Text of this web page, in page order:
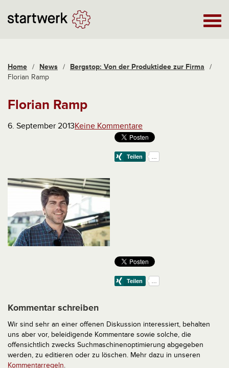
Home / News / Bergstop: Von der Produktidee zur Firma
/
Florian Ramp
Florian Ramp
6. September 2013Keine Kommentare
Kommentar schreiben
Wir sind sehr an einer offenen Diskussion interessiert, behalten
uns aber vor, beleidigende Kommentare sowie solche, die
offensichtlich zwecks Suchmaschinenoptimierung abgegeben
werden, zu editieren oder zu löschen. Mehr dazu in unseren
Kommentarregeln.